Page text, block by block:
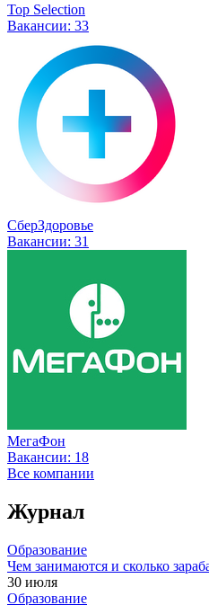
Top Selection
Вакансии: 33
СберЗдоровье
Вакансии: 31
МегаФон
Вакансии: 18
Все компании
Журнал
Образование
Чем занимаются и сколько
30 июля
Образование